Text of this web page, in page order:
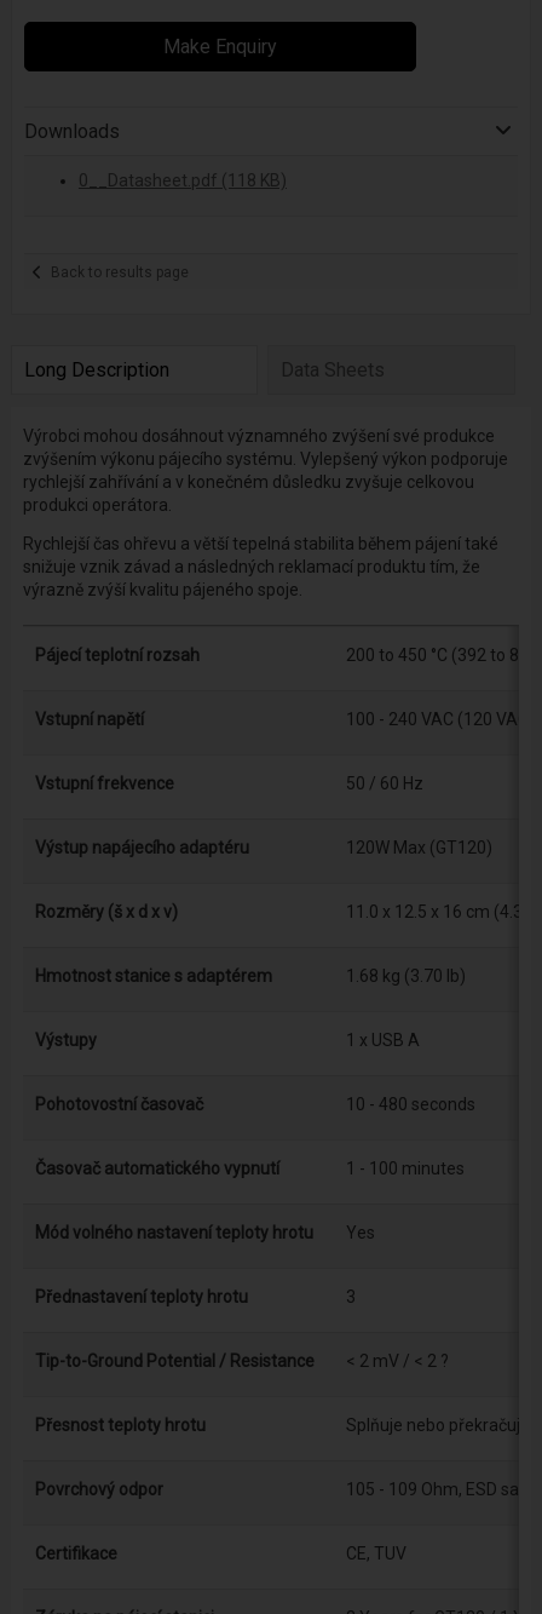
Make Enquiry
Downloads
0__Datasheet.pdf (118 KB)
Back to results page
Long Description Data Sheets
Výrobci mohou dosáhnout významného zvýšení své produkce
zvýšením výkonu pájecího systému. Vylepšený výkon podporuje
rychlejší zahřívání a v konečném důsledku zvyšuje celkovou
produkci operátora.
Rychlejší čas ohřevu a větší tepelná stabilita během pájení také
snižuje vznik závad a následných reklamací produktu tím, že
výrazně zvýší kvalitu pájeného spoje.
Pájecí teplotní rozsah 200 to 450 °C (392 to 842
Vstupní napětí 100 - 240 VAC (120 VAC
Vstupní frekvence 50 / 60 Hz
Výstup napájecího adaptéru 120W Max (GT120)
Rozměry (š x d x v) 11.0 x 12.5 x 16 cm (4.3 x
Hmotnost stanice s adaptérem 1.68 kg (3.70 lb)
Výstupy 1 x USB A
Pohotovostní časovač 10 - 480 seconds
Časovač automatického vypnutí 1 - 100 minutes
Mód volného nastavení teploty hrotu Yes
Přednastavení teploty hrotu 3
Tip-to-Ground Potential / Resistance < 2 mV / < 2 ?
Přesnost teploty hrotu Splňuje nebo překračuje
Povrchový odpor 105 - 109 Ohm, ESD safe
Certifikace CE, TUV